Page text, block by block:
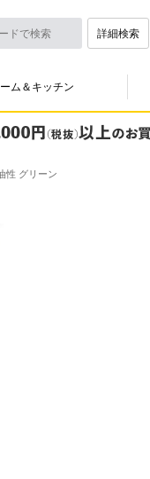
詳細検索
ム＆キッチン
性 グリーン